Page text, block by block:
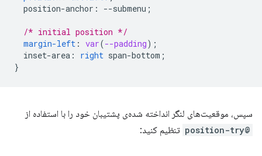
position-anchor : --submenu ;
/* initial position */
margin-left : var(--padding);
inset-area : right span-bottom ;
}
سپس، موقعیت‌های لنگر انداخته شده‌ی پشتیبان خود را با استفاده از
@position-try تنظیم کنید: